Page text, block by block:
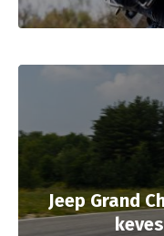
Jeep Grand